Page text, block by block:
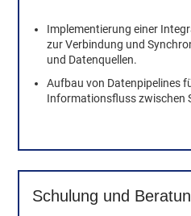
Implementierung einer
zur Verbindung und
und Datenquellen.
Aufbau von Datenpipelines
Informationsfluss zwischen
Schulung und